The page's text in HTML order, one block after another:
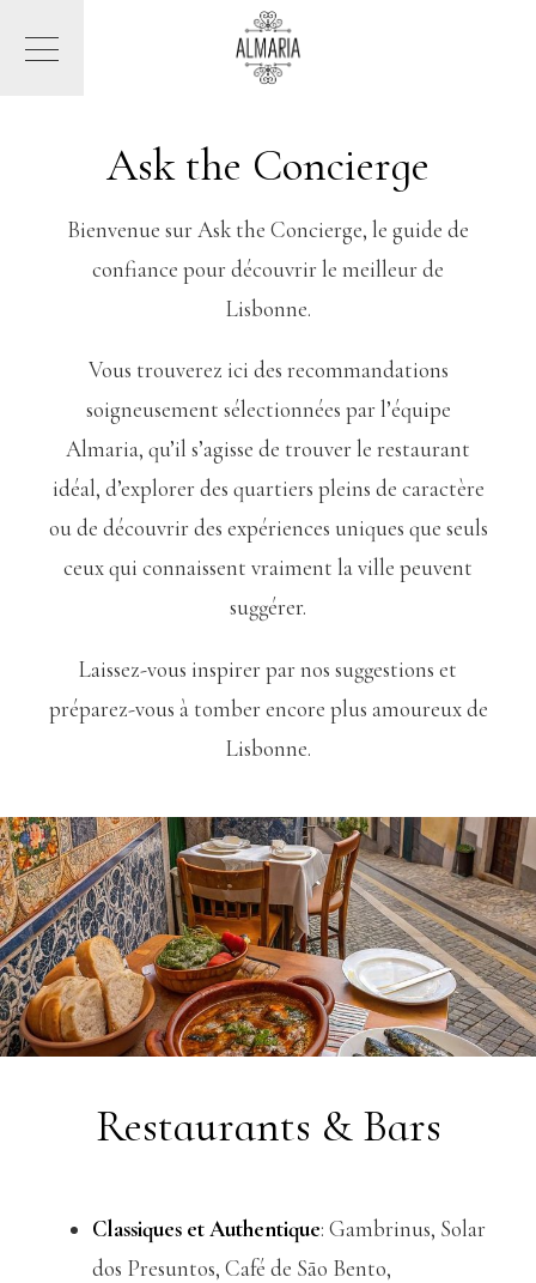
Ask the Concierge
Bienvenue sur Ask the Concierge, le guide de
confiance pour découvrir le meilleur de
Lisbonne.
Vous trouverez ici des recommandations
soigneusement sélectionnées par l’équipe
Almaria, qu’il s’agisse de trouver le restaurant
idéal, d’explorer des quartiers pleins de caractère
ou de découvrir des expériences uniques que seuls
ceux qui connaissent vraiment la ville peuvent
suggérer.
Laissez-vous inspirer par nos suggestions et
préparez-vous à tomber encore plus amoureux de
Lisbonne.
Restaurants & Bars
Classiques et Authentique: Gambrinus, Solar
dos Presuntos, Café de São Bento,